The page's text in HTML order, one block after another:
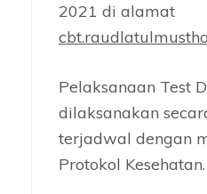
2021 di alamat
Pelaksanaan Test
dilaksanakan
terjadwal dengan
Protokol Kesehatan.